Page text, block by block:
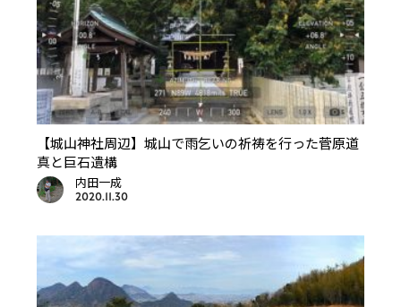
【城山神社周辺】城山で雨乞いの祈祷を行った菅原道
真と巨石遺構
内田一成
2020.11.30